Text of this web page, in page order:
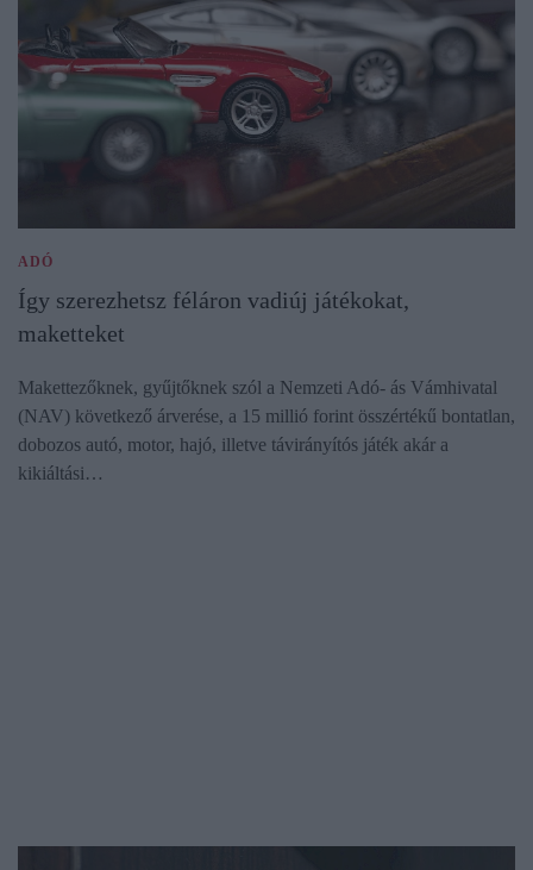
ADÓ
Így szerezhetsz féláron vadiúj játékokat,
maketteket
Makettezőknek, gyűjtőknek szól a Nemzeti Adó- ás Vámhivatal
(NAV) következő árverése, a 15 millió forint összértékű bontatlan,
dobozos autó, motor, hajó, illetve távirányítós játék akár a
kikiáltási…